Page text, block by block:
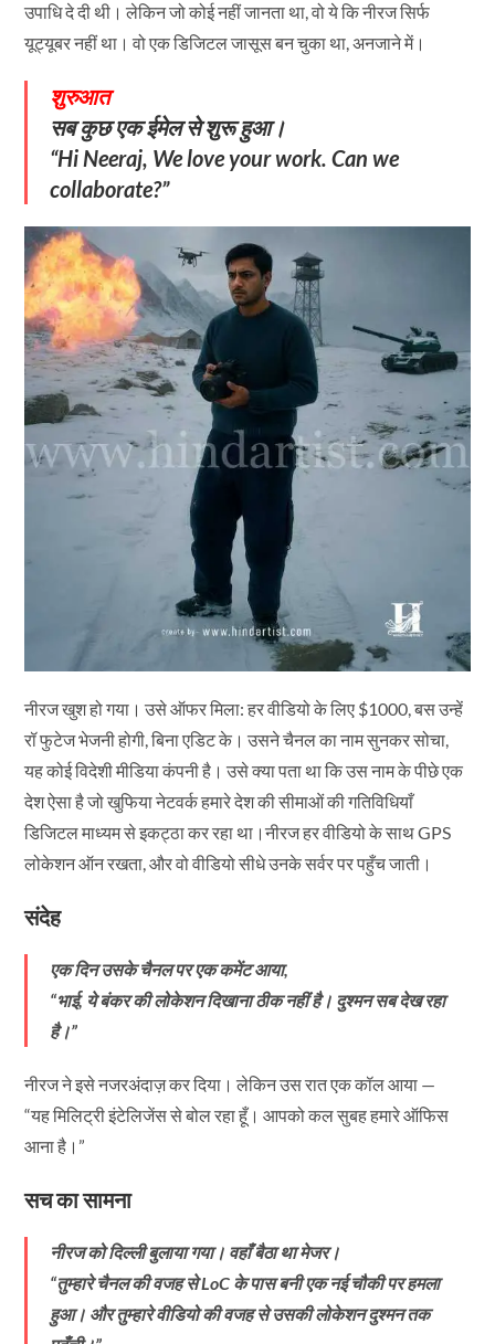
उपाधि दे दी थी। लेकिन जो कोई नहीं जानता था, वो ये कि नीरज सिर्फ
यूट्यूबर नहीं था। वो एक डिजिटल जासूस बन चुका था, अनजाने में।
शुरुआत
सब कुछ एक ईमेल से शुरू हुआ।
“Hi Neeraj, We love your work. Can we
collaborate?”
नीरज खुश हो गया। उसे ऑफर मिला: हर वीडियो के लिए $1000, बस उन्हें
रॉ फुटेज भेजनी होगी, बिना एडिट के। उसने चैनल का नाम सुनकर सोचा,
यह कोई विदेशी मीडिया कंपनी है। उसे क्या पता था कि उस नाम के पीछे एक
देश ऐसा है जो खुफिया नेटवर्क हमारे देश की सीमाओं की गतिविधियाँ
डिजिटल माध्यम से इकट्ठा कर रहा था।नीरज हर वीडियो के साथ GPS
लोकेशन ऑन रखता, और वो वीडियो सीधे उनके सर्वर पर पहुँच जाती।
संदेह
एक दिन उसके चैनल पर एक कमेंट आया,
“भाई, ये बंकर की लोकेशन दिखाना ठीक नहीं है। दुश्मन सब देख रहा
है।”
नीरज ने इसे नजरअंदाज़ कर दिया। लेकिन उस रात एक कॉल आया —
“यह मिलिट्री इंटेलिजेंस से बोल रहा हूँ। आपको कल सुबह हमारे ऑफिस
आना है।”
सच का सामना
नीरज को दिल्ली बुलाया गया। वहाँ बैठा था मेजर।
“तुम्हारे चैनल की वजह से LoC के पास बनी एक नई चौकी पर हमला
हुआ। और तुम्हारे वीडियो की वजह से उसकी लोकेशन दुश्मन तक